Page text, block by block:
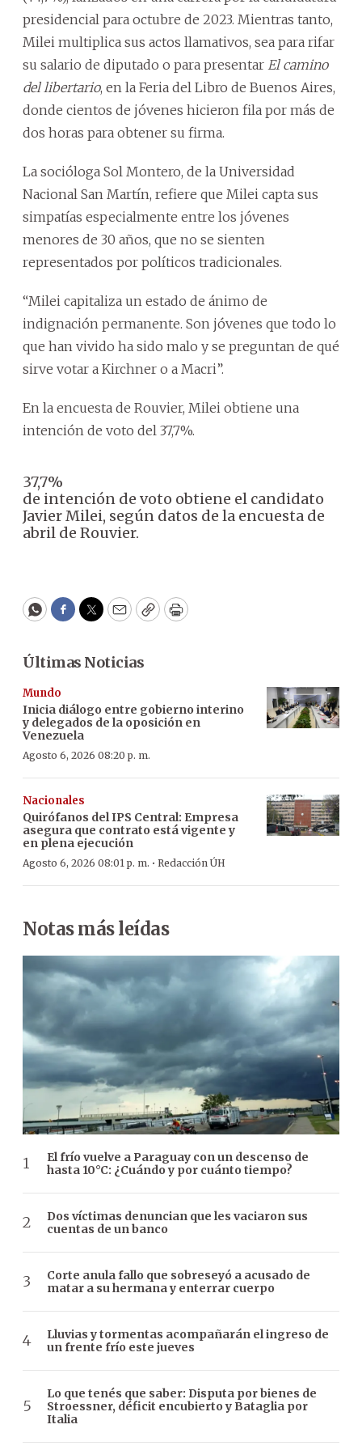
presidencial para octubre de 2023. Mientras tanto,
Milei multiplica sus actos llamativos, sea para rifar
su salario de diputado o para presentar El camino
del libertario, en la Feria del Libro de Buenos Aires,
donde cientos de jóvenes hicieron fila por más de
dos horas para obtener su firma.
La socióloga Sol Montero, de la Universidad
Nacional San Martín, refiere que Milei capta sus
simpatías especialmente entre los jóvenes
menores de 30 años, que no se sienten
representados por políticos tradicionales.
“Milei capitaliza un estado de ánimo de
indignación permanente. Son jóvenes que todo lo
que han vivido ha sido malo y se preguntan de qué
sirve votar a Kirchner o a Macri”.
En la encuesta de Rouvier, Milei obtiene una
intención de voto del 37,7%.
37,7%
de intención de voto obtiene el candidato
Javier Milei, según datos de la encuesta de
abril de Rouvier.
WhatsApp
Facebook
Twitter
EmailCopyPrint
Últimas Noticias
Mundo
Inicia diálogo entre gobierno interino
y delegados de la oposición en
Venezuela
Agosto 6, 2026 08:20 p. m.
Nacionales
Quirófanos del IPS Central: Empresa
asegura que contrato está vigente y
en plena ejecución
Agosto 6, 2026 08:01 p. m. · Redacción ÚH
Notas más leídas
El frío vuelve a Paraguay con un descenso de
hasta 10°C: ¿Cuándo y por cuánto tiempo?
Dos víctimas denuncian que les vaciaron sus
cuentas de un banco
Corte anula fallo que sobreseyó a acusado de
matar a su hermana y enterrar cuerpo
Lluvias y tormentas acompañarán el ingreso de
un frente frío este jueves
Lo que tenés que saber: Disputa por bienes de
Stroessner, déficit encubierto y Bataglia por
Italia